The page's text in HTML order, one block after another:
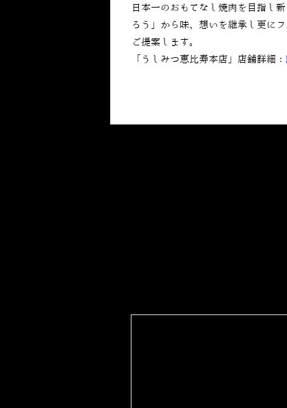
日本一のおもてなし焼肉を目指し
ろう」から味、想いを継承し更に
ご提案します。
「うしみつ恵比寿本店」店舗詳細：